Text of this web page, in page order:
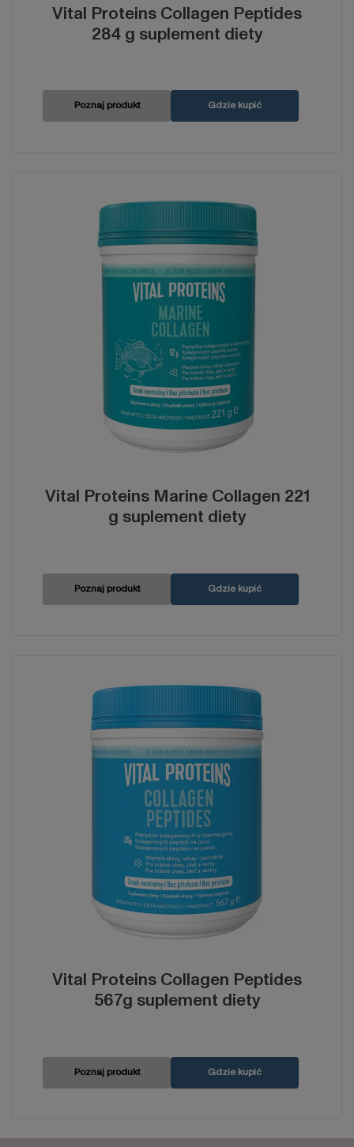
Vital Proteins Collagen Peptides
284 g suplement diety
Poznaj produkt Gdzie kupić
Vital Proteins Marine Collagen 221
g suplement diety
Poznaj produkt Gdzie kupić
Vital Proteins Collagen Peptides
567g suplement diety
Poznaj produkt Gdzie kupić